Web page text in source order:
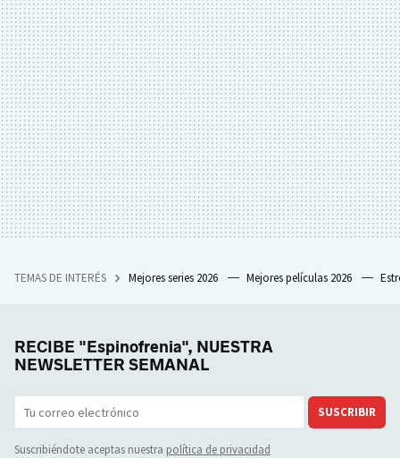
TEMAS DE INTERÉS Mejores series 2026 Mejores películas 2026
RECIBE "Espinofrenia", NUESTRA
NEWSLETTER SEMANAL
SUSCRIBIR
Suscribiéndote aceptas nuestra política de privacidad